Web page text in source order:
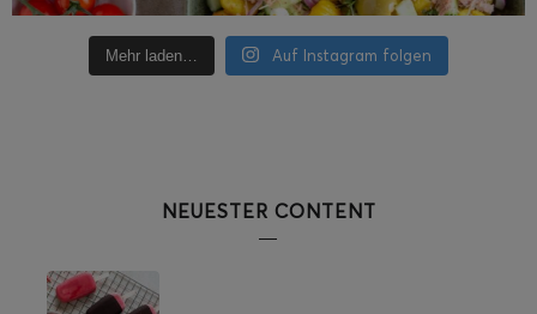
Mehr laden… Auf Instagram folgen
NEUESTER CONTENT